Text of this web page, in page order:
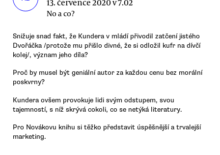
13. července 2020 v 7.02
No a co?
Snižuje snad fakt, že Kundera v mládí přivodil zatčení jistého
Dvořáčka /protože mu přišlo divné, že si odložil kufr na dívčí
kolej/, význam jeho díla?
Proč by musel být geniální autor za každou cenu bez morální
poskvrny?
Kundera ovšem provokuje lidi svým odstupem, svou
tajemností, s níž skrývá cokoli, co se netýká literatury.
Pro Novákovu knihu si těžko představit úspěšnější a trvalejší
marketing.